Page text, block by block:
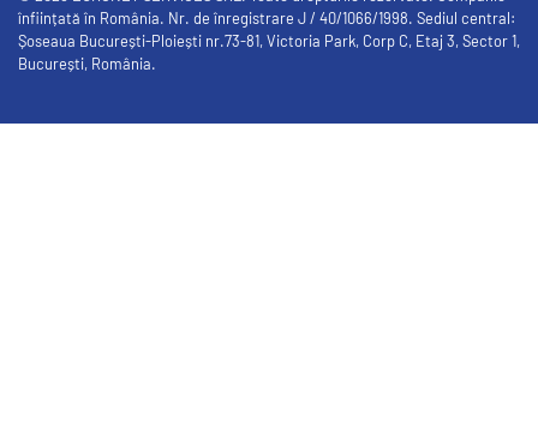
înființată în România. Nr. de înregistrare J / 40/1066/1998. Sediul central:
Șoseaua București-Ploiești nr.73-81, Victoria Park, Corp C, Etaj 3, Sector 1,
București, România.